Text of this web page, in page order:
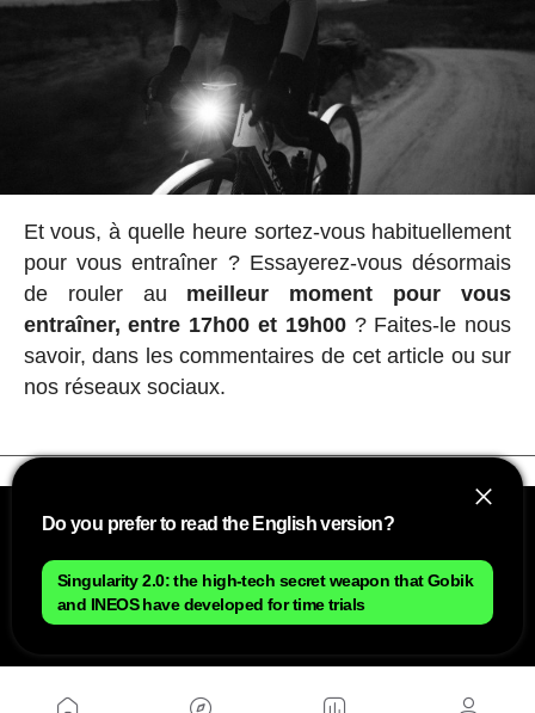
Et vous, à quelle heure sortez-vous habituellement
pour vous entraîner ? Essayerez-vous désormais
de rouler au meilleur moment pour vous
entraîner, entre 17h00 et 19h00? Faites-le nous
savoir, dans les commentaires de cet article ou sur
nos réseaux sociaux.
Do you prefer to read the English version?
Singularity 2.0: the high-tech secret weapon that Gobik
and INEOS have developed for time trials